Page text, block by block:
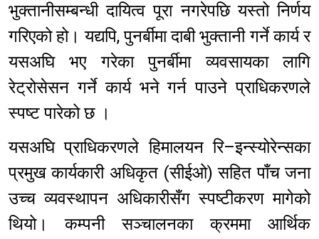
भुक्तानीसम्बन्धी दायित्व पूरा नगरेपछि यस्तो निर्णय
गरिएको हो। यद्यपि, पुनर्बीमा दाबी भुक्तानी गर्ने कार्य र
यसअघि भए गरेका पुनर्बीमा व्यवसायका लागि
रेट्रोसेसन गर्ने कार्य भने गर्न पाउने प्राधिकरणले
स्पष्ट पारेको छ ।
यसअघि प्राधिकरणले हिमालयन रि–इन्स्योरेन्सका
प्रमुख कार्यकारी अधिकृत (सीईओ) सहित पाँच जना
उच्च व्यवस्थापन अधिकारीसँग स्पष्टीकरण मागेको
थियो। कम्पनी सञ्चालनका क्रममा आर्थिक